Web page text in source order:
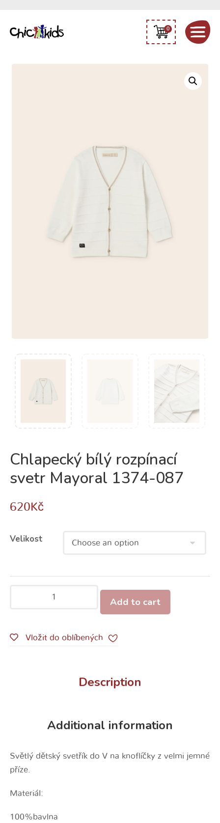
0
Chlapecký bílý rozpínací
svetr Mayoral 1374-087
620 Kč
Velikost
Add to cart
Vložit do oblíbených
Description
Additional information
Světlý dětský svetřík do V na knoflíčky z velmi jemné
příze.
Materiál:
100%bavlna